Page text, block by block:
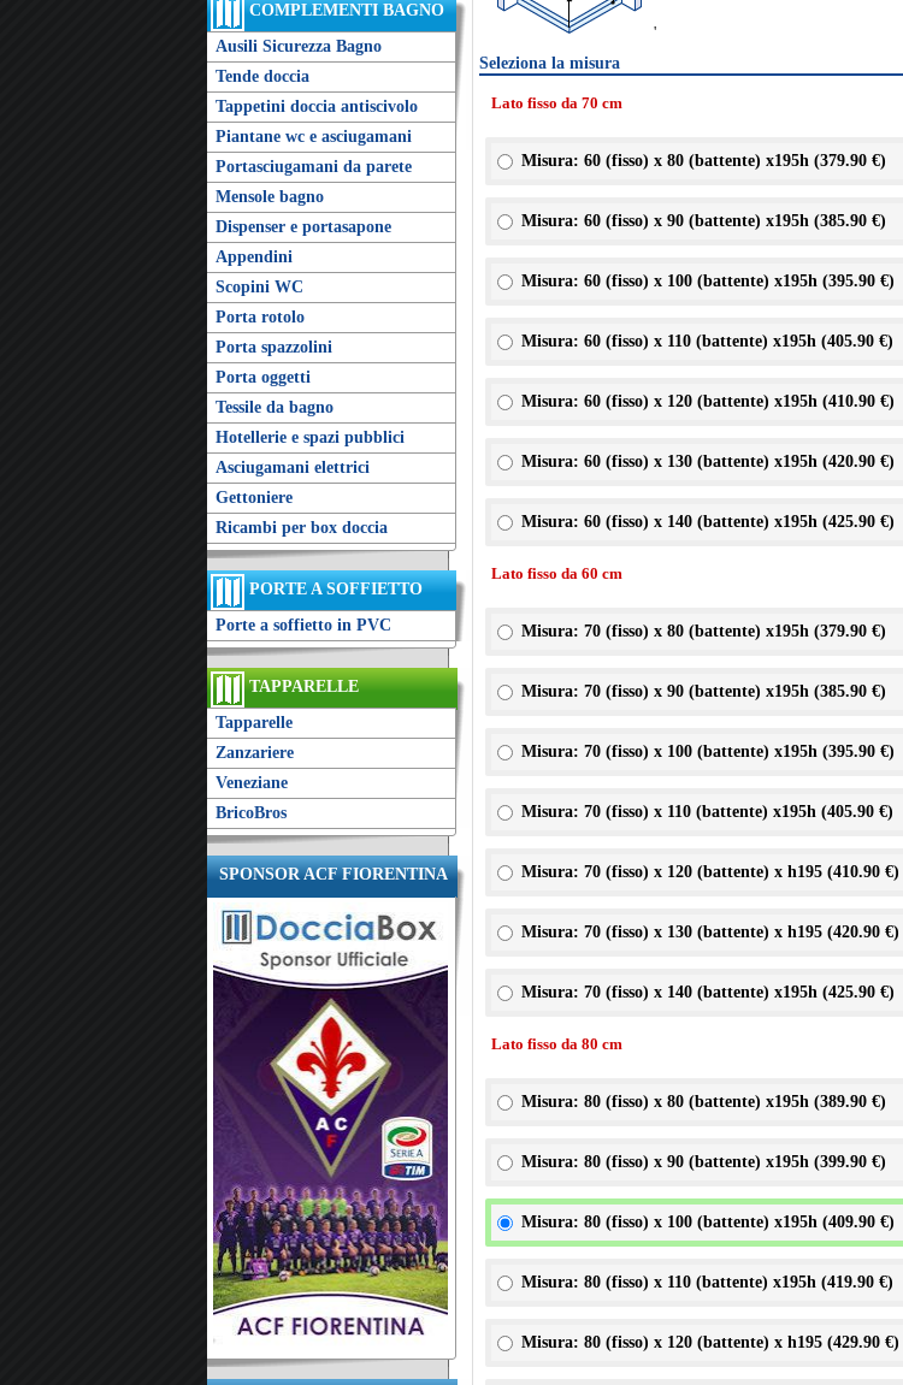
COMPLEMENTI BAGNO
Ausili Sicurezza Bagno
Tende doccia
Tappetini doccia antiscivolo
Piantane wc e asciugamani
Portasciugamani da parete
Mensole bagno
Dispenser e portasapone
Appendini
Scopini WC
Porta rotolo
Porta spazzolini
Porta oggetti
Tessile da bagno
Hotellerie e spazi pubblici
Asciugamani elettrici
Gettoniere
Ricambi per box doccia
PORTE A SOFFIETTO
Porte a soffietto in PVC
TAPPARELLE
Tapparelle
Zanzariere
Veneziane
BricoBros
SPONSOR ACF FIORENTINA
'
Seleziona la misura
Lato fisso da 70 cm
Misura: 60 (fisso) x 80 (battente) x195h (379.90 €)
Misura: 60 (fisso) x 90 (battente) x195h (385.90 €)
Misura: 60 (fisso) x 100 (battente) x195h (395.90 €)
Misura: 60 (fisso) x 110 (battente) x195h (405.90 €)
Misura: 60 (fisso) x 120 (battente) x195h (410.90 €)
Misura: 60 (fisso) x 130 (battente) x195h (420.90 €)
Misura: 60 (fisso) x 140 (battente) x195h (425.90 €)
Lato fisso da 60 cm
Misura: 70 (fisso) x 80 (battente) x195h (379.90 €)
Misura: 70 (fisso) x 90 (battente) x195h (385.90 €)
Misura: 70 (fisso) x 100 (battente) x195h (395.90 €)
Misura: 70 (fisso) x 110 (battente) x195h (405.90 €)
Misura: 70 (fisso) x 120 (battente) x h195 (410.90 €)
Misura: 70 (fisso) x 130 (battente) x h195 (420.90 €)
Misura: 70 (fisso) x 140 (battente) x195h (425.90 €)
Lato fisso da 80 cm
Misura: 80 (fisso) x 80 (battente) x195h (389.90 €)
Misura: 80 (fisso) x 90 (battente) x195h (399.90 €)
Misura: 80 (fisso) x 100 (battente) x195h (409.90 €)
Misura: 80 (fisso) x 110 (battente) x195h (419.90 €)
Misura: 80 (fisso) x 120 (battente) x h195 (429.90 €)